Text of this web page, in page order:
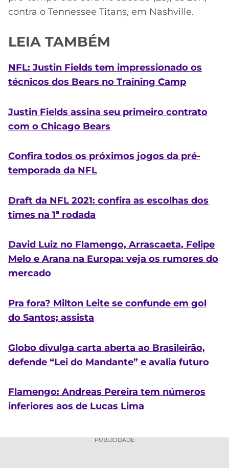
contra o Tennessee Titans, em Nashville.
LEIA TAMBÉM
NFL: Justin Fields tem impressionado os
técnicos dos Bears no Training Camp
Justin Fields assina seu primeiro contrato
com o Chicago Bears
Confira todos os próximos jogos da pré-
temporada da NFL
Draft da NFL 2021: confira as escolhas dos
times na 1ª rodada
David Luiz no Flamengo, Arrascaeta, Felipe
Melo e Arana na Europa: veja os rumores do
mercado
Pra fora? Milton Leite se confunde em gol
do Santos; assista
Globo divulga carta aberta ao Brasileirão,
defende “Lei do Mandante” e avalia futuro
Flamengo: Andreas Pereira tem números
inferiores aos de Lucas Lima
PUBLICIDADE